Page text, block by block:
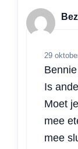
29
Is
Moet
mee
mee